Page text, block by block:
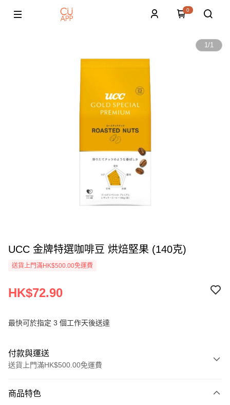
0
1/1
UCC 金牌特選咖啡豆 烘焙堅果 (140克)
送貨上門滿HK$500.00免運費
HK$72.90
最快可於指定 3 個工作天後送達
付款與運送
送貨上門滿HK$500.00免運費
信用卡
商品特色